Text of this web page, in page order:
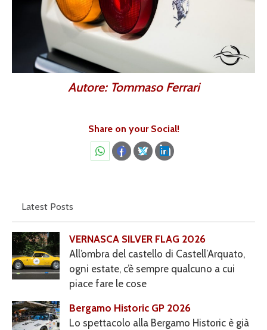
Autore: Tommaso Ferrari
Share on your Social!
ShareShareShareShare
Latest Posts
VERNASCA SILVER FLAG 2026
All’ombra del castello di Castell’Arquato,
ogni estate, c’è sempre qualcuno a cui
piace fare le cose
Bergamo Historic GP 2026
Lo spettacolo alla Bergamo Historic è già